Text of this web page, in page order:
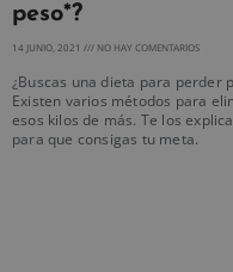
peso*?
14 JUNIO, 2021 NO HAY COMENTARIOS
¿Buscas una dieta para perder
Existen varios métodos para
esos kilos de más. Te los
para que consigas tu meta.